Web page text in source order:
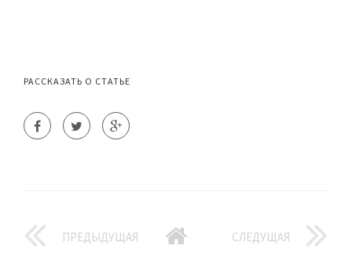
РАССКАЗАТЬ О СТАТЬЕ
ПРЕДЫДУЩАЯ СЛЕДУЩАЯ